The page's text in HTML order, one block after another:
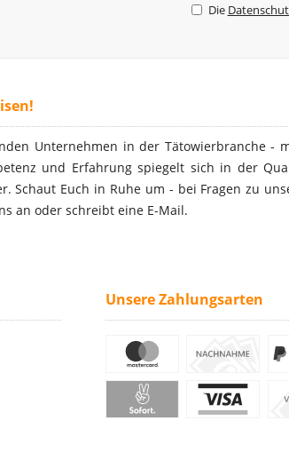
Die
Unternehmen in der Tätowierbranche -
und Erfahrung spiegelt sich in der
Schaut Euch in Ruhe um - bei Fragen zu
an oder schreibt eine E-Mail.
Unsere Zahlungsarten